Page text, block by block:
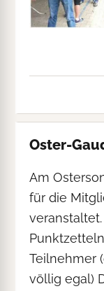
Oster-
Am
für die
Teilnehmer
völlig egal)